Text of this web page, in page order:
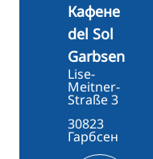
Кафене
del Sol
Garbsen
Lise-
Meitner-
Straße 3
30823
Гарбсен